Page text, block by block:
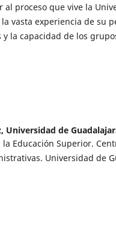
proceso que vive la
vasta experiencia de su
y la capacidad de los
Universidad de
Educación Superior.
Universidad de